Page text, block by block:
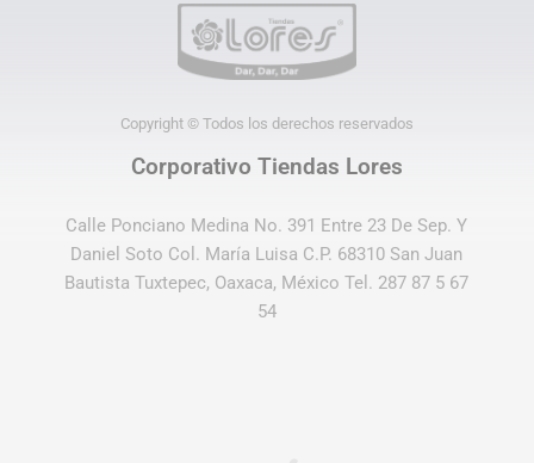
Copyright © Todos los derechos reservados
Corporativo Tiendas Lores
Calle Ponciano Medina No. 391 Entre 23 De Sep. Y
Daniel Soto Col. María Luisa C.P. 68310 San Juan
Bautista Tuxtepec, Oaxaca, México Tel. 287 87 5 67
54